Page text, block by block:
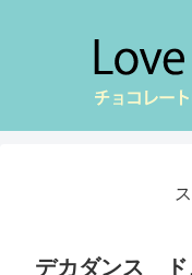
デカダンス